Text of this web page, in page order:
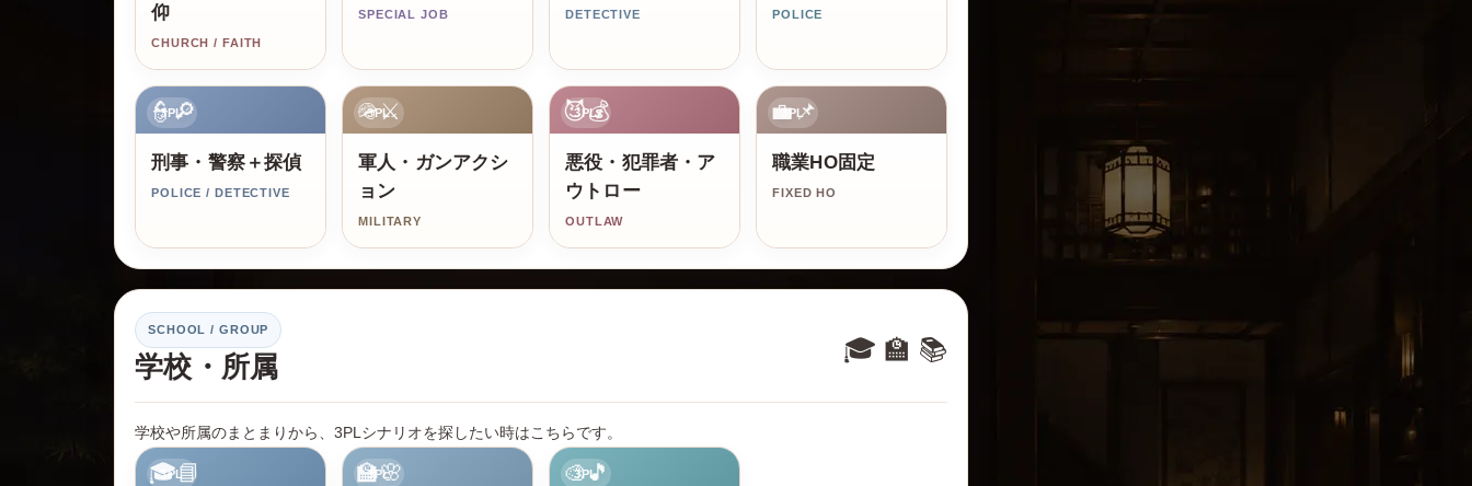
仰
CHURCH / FAITH
SPECIAL JOB DETECTIVE POLICE
3PL
👮🔎
刑事・警察＋探偵
POLICE / DETECTIVE
3PL
🪖⚔️
軍人・ガンアクシ
ョン
MILITARY
3PL
😈💰
悪役・犯罪者・ア
ウトロー
OUTLAW
3PL
💼📌
職業HO固定
FIXED HO
SCHOOL / GROUP
学校・所属
🎓 🏫 📚
学校や所属のまとまりから、3PLシナリオを探したい時はこちらです。
3PL
🎓📘 3PL
🏫🌸 3PL
🎨🎵